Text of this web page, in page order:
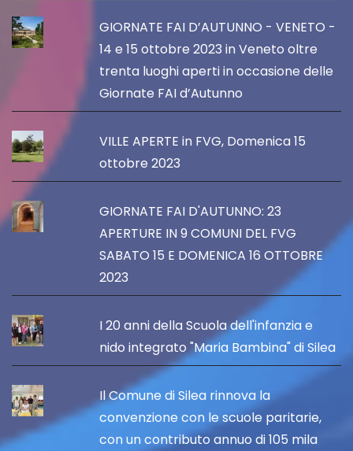
GIORNATE FAI D’AUTUNNO - VENETO -
14 e 15 ottobre 2023 in Veneto oltre
trenta luoghi aperti in occasione delle
Giornate FAI d’Autunno
VILLE APERTE in FVG, Domenica 15
ottobre 2023
GIORNATE FAI D'AUTUNNO: 23
APERTURE IN 9 COMUNI DEL FVG
SABATO 15 E DOMENICA 16 OTTOBRE
2023
I 20 anni della Scuola dell'infanzia e
nido integrato "Maria Bambina" di Silea
Il Comune di Silea rinnova la
convenzione con le scuole paritarie,
con un contributo annuo di 105 mila